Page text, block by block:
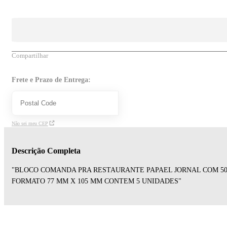
Compartilhar
Frete e Prazo de Entrega:
Não sei meu CEP
Descrição Completa
"BLOCO COMANDA PRA RESTAURANTE PAPAEL JORNAL COM
FORMATO 77 MM X 105 MM CONTEM 5 UNIDADES"